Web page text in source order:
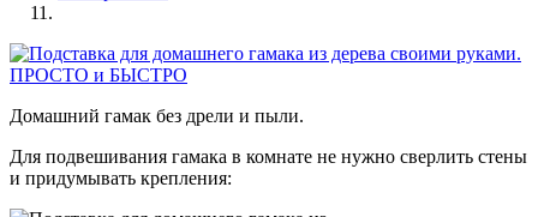
Домашний гамак без дрели и пыли.
Для подвешивания гамака в комнате не нужно сверлить стены
и придумывать крепления: